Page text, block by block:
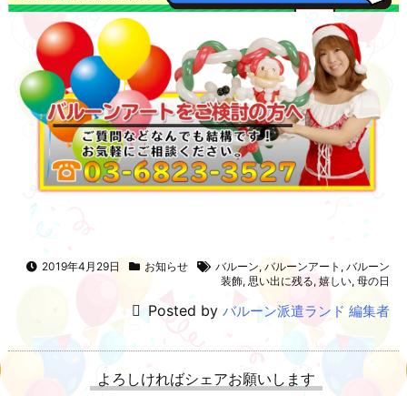
2019年4月29日 お知らせ バルーン, バルーンアート , バルーン
装飾, 思い出に残る, 嬉しい, 母の日
Posted by バルーン派遣ランド 編集者
よろしければシェアお願いします